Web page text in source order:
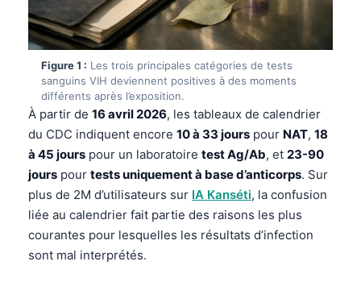
Figure 1 : Les trois principales catégories de tests
sanguins VIH deviennent positives à des moments
différents après l’exposition.
À partir de 16 avril 2026, les tableaux de calendrier
du CDC indiquent encore 10 à 33 jours pour NAT, 18
à 45 jours pour un laboratoire test Ag/Ab, et 23-90
jours pour tests uniquement à base d’anticorps. Sur
plus de 2M d’utilisateurs sur IA Kanséti, la confusion
liée au calendrier fait partie des raisons les plus
courantes pour lesquelles les résultats d’infection
sont mal interprétés.